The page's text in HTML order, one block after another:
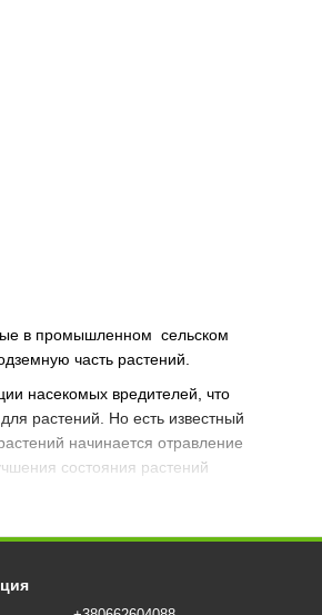
в промышленном сельском
часть растений.
насекомых вредителей, что
растений. Но есть известный
начинается отравление
состояния растений
контактным инсектициlом, а